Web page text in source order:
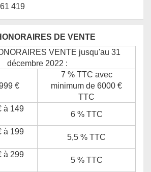
419
DE VENTE
VENTE jusqu'au 31
décembre 2022 :
€
7 % TTC avec
minimum de 6000 €
TTC
à 149
6 % TTC
à 199
5,5 % TTC
à 299
5 % TTC